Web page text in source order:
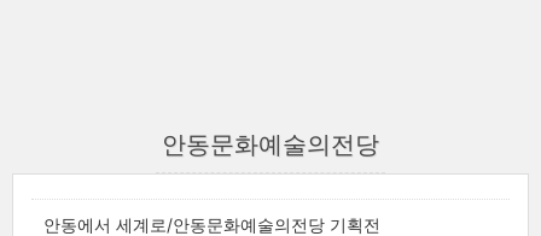
안동문화예술의전당
안동에서 세계로/안동문화예술의전당 기획전